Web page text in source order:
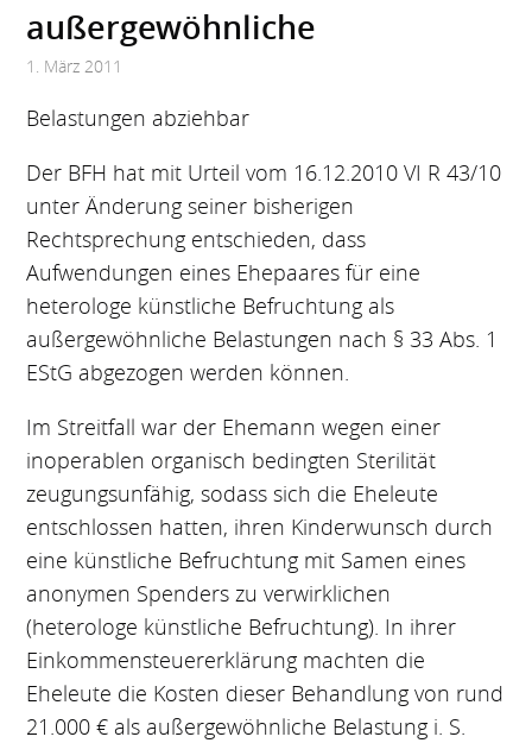
außer­gewöhnliche
1. März 2011
Belastungen abziehbar
Der BFH hat mit Urteil vom 16.12.2010 VI R 43/10
unter Änderung seiner bisherigen
Rechtsprechung entschieden, dass
Aufwendungen eines Ehepaares für eine
heterologe künstliche Befruchtung als
außergewöhnliche Belastungen nach § 33 Abs. 1
EStG abgezogen werden können.
Im Streitfall war der Ehemann wegen einer
inoperablen organisch bedingten Sterilität
zeugungsunfähig, sodass sich die Eheleute
entschlossen hatten, ihren Kinderwunsch durch
eine künstliche Befruchtung mit Samen eines
anonymen Spenders zu verwirklichen
(heterologe künstliche Befruchtung). In ihrer
Einkommensteuererklärung machten die
Eheleute die Kosten dieser Behandlung von rund
21.000 € als außergewöhnliche Belastung i. S.